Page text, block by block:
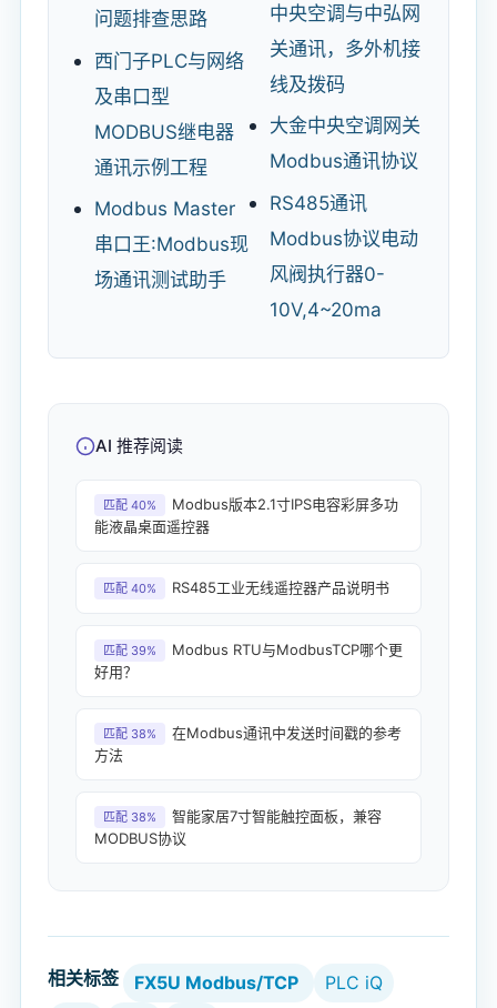
问题排查思路
西门子PLC与网络
及串口型
MODBUS继电器
通讯示例工程
Modbus Master
串口王:Modbus现
场通讯测试助手
中央空调与中弘网
关通讯，多外机接
线及拨码
大金中央空调网关
Modbus通讯协议
RS485通讯
Modbus协议电动
风阀执行器0-
10V,4~20ma
AI 推荐阅读
匹配 40%
Modbus版本2.1寸IPS电容彩屏多功
能液晶桌面遥控器
匹配 40% RS485工业无线遥控器产品说明书
匹配 39%
Modbus RTU与ModbusTCP哪个更
好用？
匹配 38%
在Modbus通讯中发送时间戳的参考
方法
匹配 38%
智能家居7寸智能触控面板，兼容
MODBUS协议
相关标签 FX5U Modbus/TCP PLC iQ